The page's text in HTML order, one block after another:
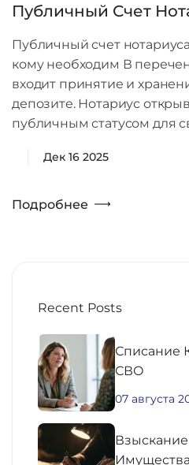
Публичный Счет
Публичный счет
кому необходим В
входит принятие и
депозите. Нотариус
публичным статусом для
Дек 16 2025
Подробнее
Recent Posts
Списание
СВО
07 августа
Имущества